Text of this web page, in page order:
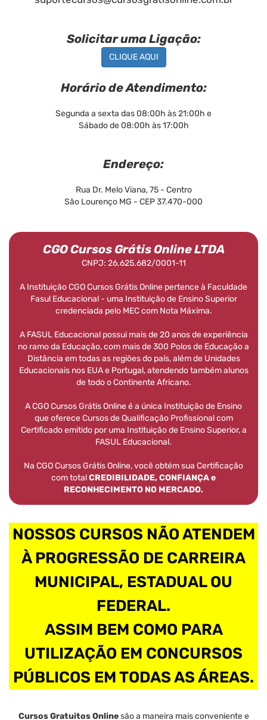
Solicitar uma Ligação:
CLIQUE AQUI
Horário de Atendimento:
Segunda a sexta das 08:00h às 21:00h e
Sábado de 08:00h às 17:00h
Endereço:
Rua Dr. Melo Viana, 75 - Centro
São Lourenço MG - CEP 37.470-000
CGO Cursos Grátis Online LTDA
CNPJ: 26.625.682/0001-11
A Instituição CGO Cursos Grátis Online pertence à Faculdade
Fasul Educacional - uma Instituição de Ensino Superior
credenciada pelo MEC com Nota Máxima.
A FASUL Educacional possui mais de 20 anos de experiência
no ramo da Educação, com mais de 300 Polos de Educação a
Distância em todas as regiões do país, além de Unidades
Educacionais nos EUA e Portugal, atendendo também alunos
de todo o Continente Africano.
A CGO Cursos Grátis Online é a única Instituição de Ensino
que oferece Cursos de Qualificação Profissional com
Certificado emitido por uma Instituição de Ensino Superior, a
FASUL Educacional.
Na CGO Cursos Grátis Online, você obtém sua Certificação
com totalCREDIBILIDADE, CONFIANÇA e
RECONHECIMENTO NO MERCADO.
NOSSOS CURSOS NÃO ATENDEM
À PROGRESSÃO DE CARREIRA
MUNICIPAL, ESTADUAL OU
FEDERAL.
ASSIM BEM COMO PARA
UTILIZAÇÃO EM CONCURSOS
PÚBLICOS EM TODAS AS ÁREAS.
Cursos Gratuitos Onlinesão a maneira mais conveniente e